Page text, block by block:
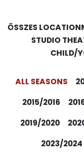
ÖSSZES LOCATION
STUDIO
CHILD/
ALL SEASONS
2015/2016
2019/2020
2023/2024